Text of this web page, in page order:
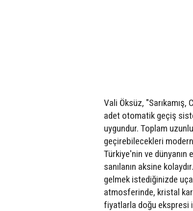
Vali Öksüz,
adet otomatik geçiş
uygundur. Toplam
geçirebilecekleri
Türkiye'nin ve dünyanın
sanılanın aksine
gelmek istediğinizde
atmosferinde, kristal
fiyatlarla doğu ekspresi